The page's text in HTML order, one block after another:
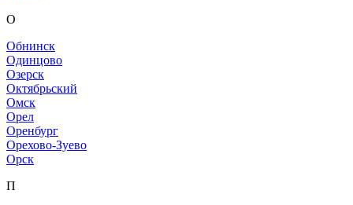
О
Обнинск
Одинцово
Озерск
Октябрьский
Омск
Орел
Оренбург
Орехово-Зуево
Орск
П